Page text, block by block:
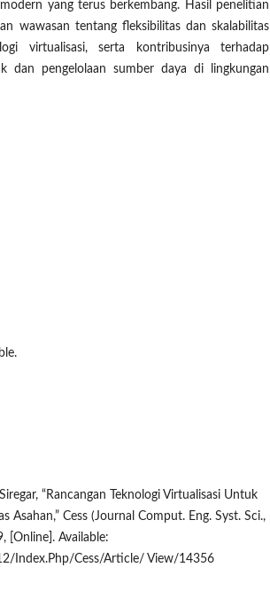
yang terus berkembang. Hasil penelitian
wawasan tentang fleksibilitas dan skalabilitas
virtualisasi, serta kontribusinya terhadap
dan pengelolaan sumber daya di lingkungan
“Rancangan Teknologi Virtualisasi Untuk
Asahan,” Cess (Journal Comput. Eng. Syst. Sci.,
[Online]. Available:
Index.Php/Cess/Article/ View/14356